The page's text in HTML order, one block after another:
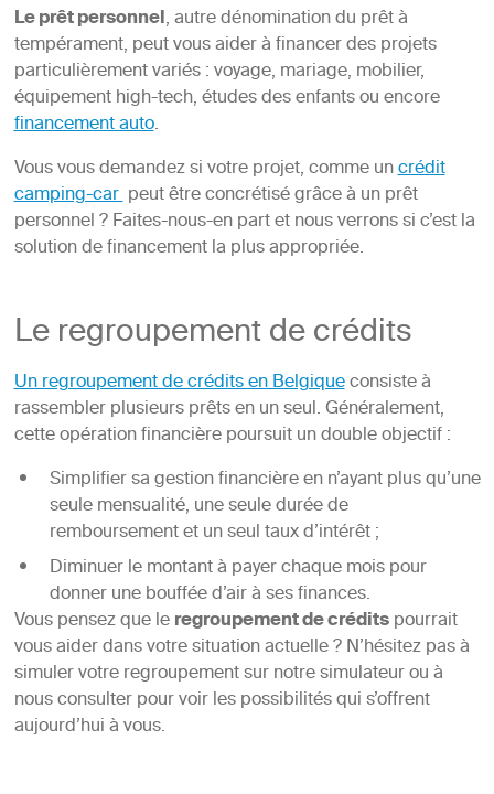
Le prêt personnel, autre dénomination du prêt à
tempérament, peut vous aider à financer des projets
particulièrement variés : voyage, mariage, mobilier,
équipement high-tech, études des enfants ou encore
financement auto.
Vous vous demandez si votre projet, comme uncrédit
camping-carpeut être concrétisé grâce à un prêt
personnel ? Faites-nous-en part et nous verrons si c’est la
solution de financement la plus appropriée.
Le regroupement de crédits
Un regroupement de crédits en Belgiqueconsiste à
rassembler plusieurs prêts en un seul. Généralement,
cette opération financière poursuit un double objectif :
Simplifier sa gestion financière en n’ayant plus qu’une
seule mensualité, une seule durée de
remboursement et un seul taux d’intérêt ;
Diminuer le montant à payer chaque mois pour
donner une bouffée d’air à ses finances.
Vous pensez que leregroupement de créditspourrait
vous aider dans votre situation actuelle ? N’hésitez pas à
simuler votre regroupement sur notre simulateur ou à
nous consulter pour voir les possibilités qui s’offrent
aujourd’hui à vous.